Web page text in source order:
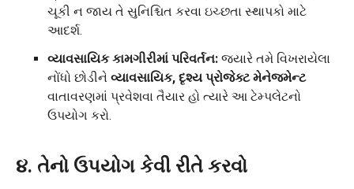
ચૂકી ન જાય તે સુનિશ્ચિત કરવા ઇચ્છતા સ્થાપકો માટે
આદર્શ.
વ્યાવસાયિક કામગીરીમાં પરિવર્તન: જ્યારે તમે વિખરાયેલા
નોંધો છોડીને વ્યાવસાયિક, દૃશ્ય પ્રોજેક્ટ મેનેજમેન્ટ
વાતાવરણમાં પ્રવેશવા તૈયાર હો ત્યારે આ ટેમ્પલેટનો
ઉપયોગ કરો.
૪. તેનો ઉપયોગ કેવી રીતે કરવો